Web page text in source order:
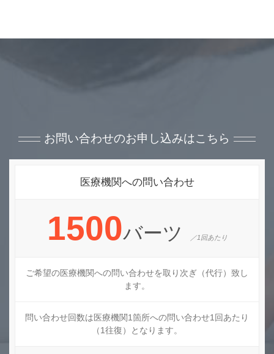
お問い合わせのお申し込みはこちら
医療機関への問い合わせ
1500バーツ ／1回あたり
ご希望の医療機関への問い合わせを取り次ぎ（代行）致し
ます。
問い合わせ回数は医療機関1箇所への問い合わせ1回あたり
（1往復）となります。